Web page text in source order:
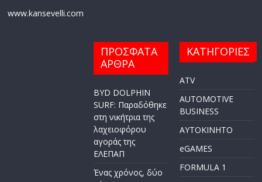
www.kansevelli.com
ΠΡΟΣΦΑΤΑ
ΑΡΘΡΑ
BYD DOLPHIN
SURF: Παραδόθηκε
στη νικήτρια της
λαχειοφόρου
αγοράς της
ΕΛΕΠΑΠ
Ένας χρόνος, δύο
ΚΑΤΗΓΟΡΙΕΣ
ATV
AUTOMOTIVE
BUSINESS
AYTOKINHTO
eGAMES
FORMULA 1